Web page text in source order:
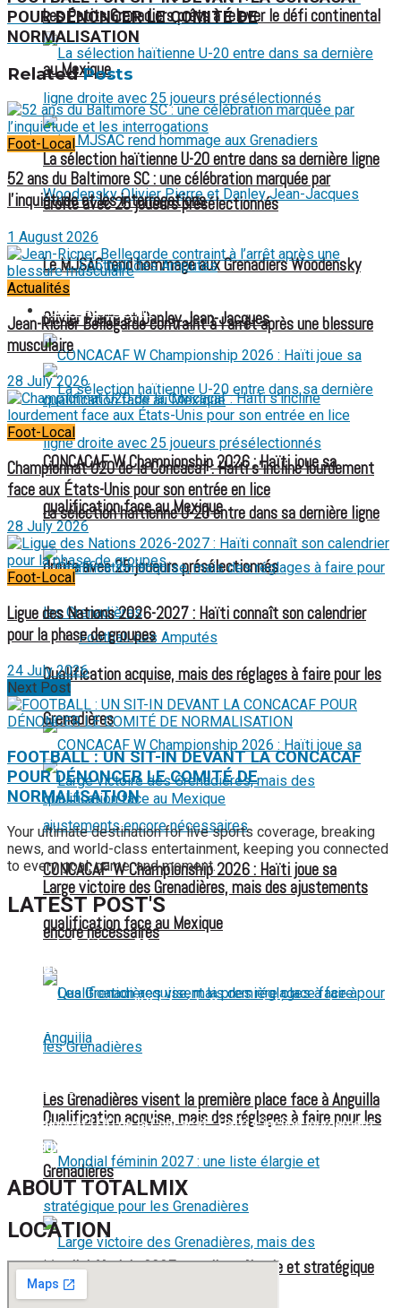
Les Petits Grenadiers prêts à relever le défi continental
au Mexique
Le MJSAC rend hommage aux Grenadiers Woodensky
Olivier Pierre et Danley Jean-Jacques
La sélection haïtienne U-20 entre dans sa dernière ligne
droite avec 25 joueurs présélectionnés
Football des Amputés
FOOTBALL FÉMININ
CONCACAF W Championship 2026 : Haïti joue sa
qualification face au Mexique
Qualification acquise, mais des réglages à faire pour les
Grenadières
La sélection haïtienne U-20 entre dans sa dernière ligne
droite avec 25 joueurs présélectionnés
Football des Amputés
FOOTBALL FÉMININ
CONCACAF W Championship 2026 : Haïti joue sa
qualification face au Mexique
Qualification acquise, mais des réglages à faire pour les
Grenadières
Large victoire des Grenadières, mais des ajustements
encore nécessaires
Les Grenadières visent la première place face à Anguilla
Mondial féminin 2027 : une liste élargie et stratégique
POUR DÉNONCER LE COMITÉ DE
NORMALISATION
RelatedPosts
Foot-Local
52 ans du Baltimore SC : une célébration marquée par
l’inquiétude et les interrogations
1 August 2026
Actualités
Jean-Ricner Bellegarde contraint à l’arrêt après une blessure
musculaire
28 July 2026
Foot-Local
Championnat U20 de la Concacaf : Haïti s’incline lourdement
face aux États-Unis pour son entrée en lice
28 July 2026
Foot-Local
Ligue des Nations 2026-2027 : Haïti connaît son calendrier
pour la phase de groupes
24 July 2026
Next Post
FOOTBALL : UN SIT-IN DEVANT LA CONCACAF
POUR DÉNONCER LE COMITÉ DE
NORMALISATION
Your ultimate destination for live sports coverage, breaking
news, and world-class entertainment, keeping you connected
to every goal, game, and moment.
LATEST POST'S
52 ans du Baltimore SC : une célébration marquée par
l’inquiétude et les interrogations
FIFA sous pression : l’UEFA et la Concacaf dénoncent un
manque de transparence
musculaire
Championnat U20 de la Concacaf : Haïti s’incline lourdement
face aux États-Unis pour son entrée en lice
ABOUT TOTALMIX
LOCATION